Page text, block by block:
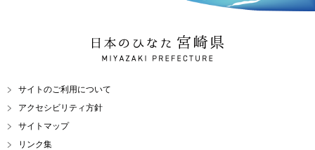
日本のひなた 宮崎県
MIYAZAKI PREFECTURE
サイトのご利用について
アクセシビリティ方針
サイトマップ
リンク集